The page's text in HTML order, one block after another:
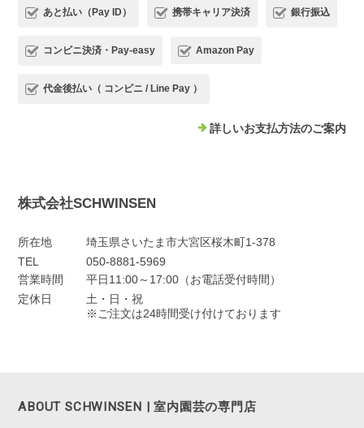
あと払い（Pay ID） 携帯キャリア決済 銀行振込
コンビニ決済・Pay-easy Amazon Pay
代金後払い（ コンビニ / Line Pay ）
詳しいお支払方法のご案内
株式会社SCHWINSEN
所在地
埼玉県さいたま市大宮区桜木町1-378
TEL
050-8881-5969
営業時間
平日11:00～17:00（お電話受付時間）
定休日
土・日・祝
※ご注文は24時間受け付けております
ABOUT SCHWINSEN | 室内園芸の専門店